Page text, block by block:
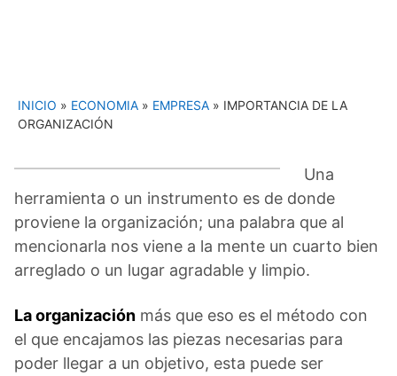
INICIO » ECONOMIA » EMPRESA » IMPORTANCIA DE LA
ORGANIZACIÓN
Una
herramienta o un instrumento es de donde
proviene la organización; una palabra que al
mencionarla nos viene a la mente un cuarto bien
arreglado o un lugar agradable y limpio.
La organización más que eso es el método con
el que encajamos las piezas necesarias para
poder llegar a un objetivo, esta puede ser